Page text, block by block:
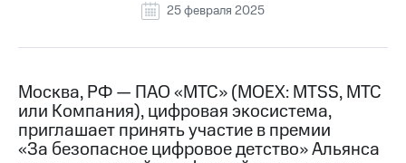
информация
Медиа-центр
Пресс-
релизы
25 февраля 2025
Москва, РФ — ПАО «МТС» (MOEX: MTSS, МТС
или Компания), цифровая экосистема,
приглашает принять участие в премии
«За безопасное цифровое детство» Альянса